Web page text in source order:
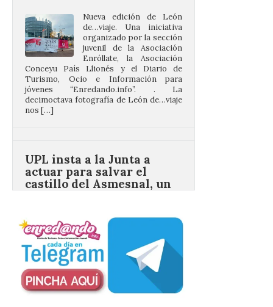
juvenil de la Asociación
Enróllate, la Asociación
Conceyu País Llionés y el Diario de
Turismo, Ocio e Información para
jóvenes “Enredando.info”. . La
decimoctava fotografía de León de…viaje
nos […]
BIC en estado de ruina
7 Ago 2026
Un Bien de Interés
Cultural abandonado
desde 1949. Los
procuradores leonesistas
plantean que la Junta
contacte cuanto antes con los
propietarios para exigirles medidas
inmediatas que frenen el deterioro y el